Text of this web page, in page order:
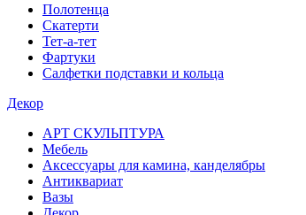
Полотенца
Скатерти
Тет-а-тет
Фартуки
Салфетки подставки и кольца
Декор
АРТ СКУЛЬПТУРА
Мебель
Аксессуары для камина, канделябры
Антиквариат
Вазы